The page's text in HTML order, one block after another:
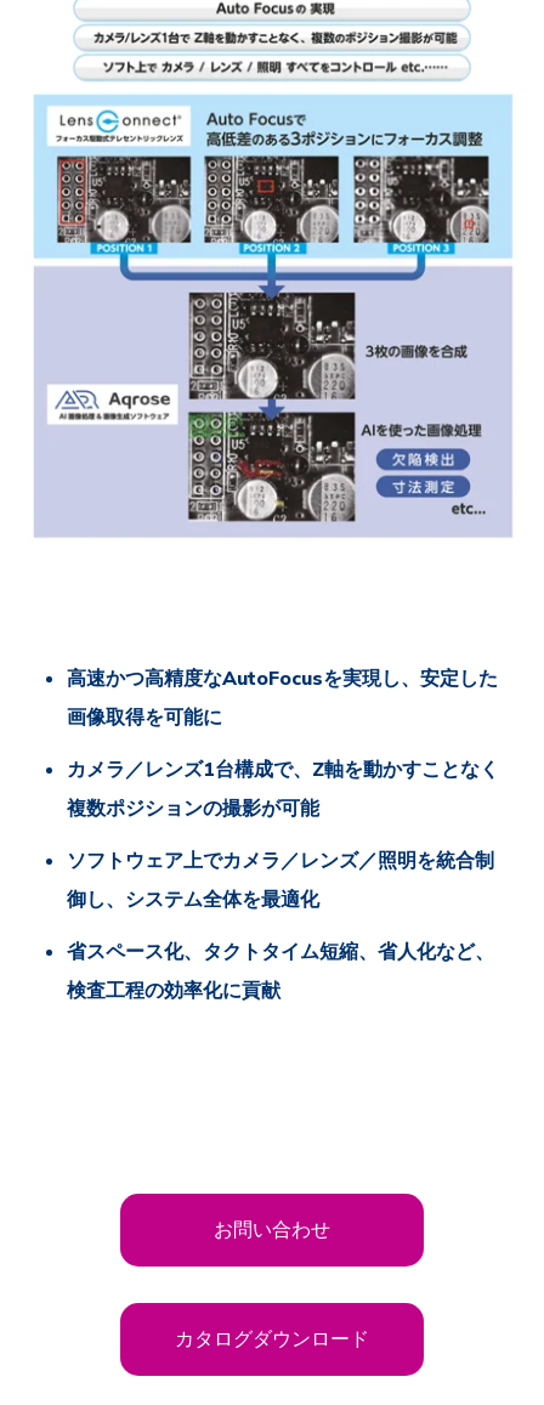
高速かつ高精度なAutoFocusを実現し、安定した
画像取得を可能に
カメラ／レンズ1台構成で、Z軸を動かすことなく
複数ポジションの撮影が可能
ソフトウェア上でカメラ／レンズ／照明を統合制
御し、システム全体を最適化
省スペース化、タクトタイム短縮、省人化など、
検査工程の効率化に貢献
お問い合わせ
カタログダウンロード